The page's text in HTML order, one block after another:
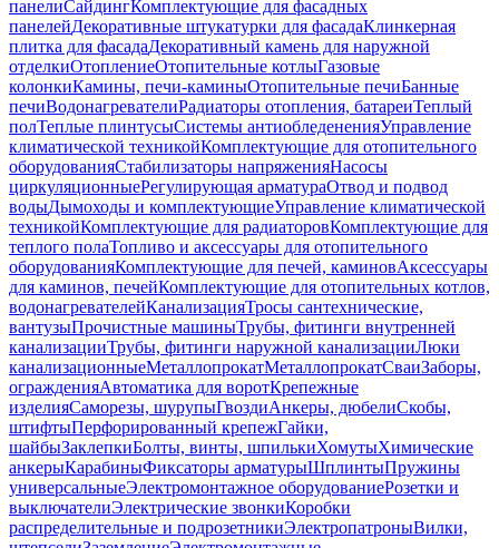
панелиСайдингКомплектующие для фасадных
панелейДекоративные штукатурки для фасадаКлинкерная
плитка для фасадаДекоративный камень для наружной
отделкиОтоплениеОтопительные котлыГазовые
колонкиКамины, печи-каминыОтопительные печиБанные
печиВодонагревателиРадиаторы отопления, батареиТеплый
полТеплые плинтусыСистемы антиобледененияУправление
климатической техникойКомплектующие для отопительного
оборудованияСтабилизаторы напряженияНасосы
циркуляционныеРегулирующая арматураОтвод и подвод
водыДымоходы и комплектующиеУправление климатической
техникойКомплектующие для радиаторовКомплектующие для
теплого полаТопливо и аксессуары для отопительного
оборудованияКомплектующие для печей, каминовАксессуары
для каминов, печейКомплектующие для отопительных котлов,
водонагревателейКанализацияТросы сантехнические,
вантузыПрочистные машиныТрубы, фитинги внутренней
канализацииТрубы, фитинги наружной канализацииЛюки
канализационныеМеталлопрокатМеталлопрокатСваиЗаборы,
огражденияАвтоматика для воротКрепежные
изделияСаморезы, шурупыГвоздиАнкеры, дюбелиСкобы,
штифтыПерфорированный крепежГайки,
шайбыЗаклепкиБолты, винты, шпилькиХомутыХимические
анкерыКарабиныФиксаторы арматурыШплинтыПружины
универсальныеЭлектромонтажное оборудованиеРозетки и
выключателиЭлектрические звонкиКоробки
распределительные и подрозетникиЭлектропатроныВилки,